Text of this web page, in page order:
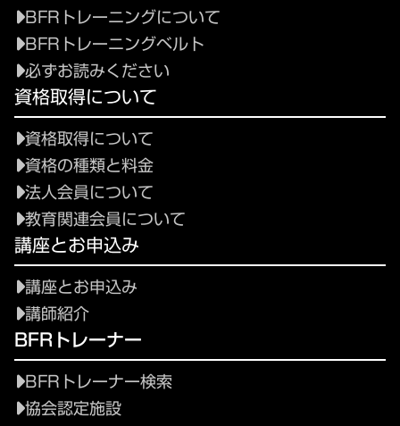
BFRトレーニングについて
BFRトレーニングベルト
必ずお読みください
資格取得について
資格取得について
資格の種類と料金
法人会員について
教育関連会員について
講座とお申込み
講座とお申込み
講師紹介
BFRトレーナー
BFRトレーナー検索
協会認定施設